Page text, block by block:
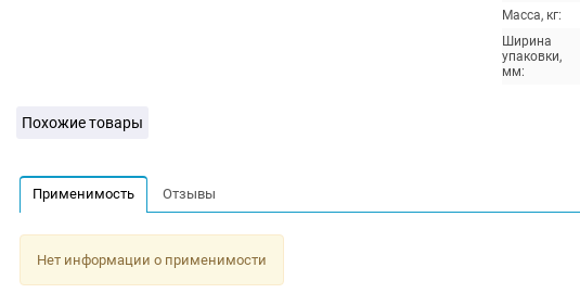
Масса, кг:
Ширина
упаковки,
мм:
Похожие товары
Применимость Отзывы
Нет информации о применимости